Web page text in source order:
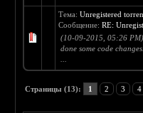
Тема:Unregistered
Сообщение:RE:
(10-09-2015, 05:26
done some code
Страницы (13): 1 2 3 4